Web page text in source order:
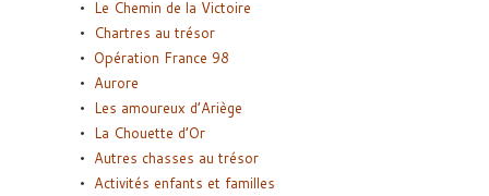
Le Chemin de la Victoire
Chartres au trésor
Opération France 98
Aurore
Les amoureux d’Ariège
La Chouette d’Or
Autres chasses au trésor
Activités enfants et familles